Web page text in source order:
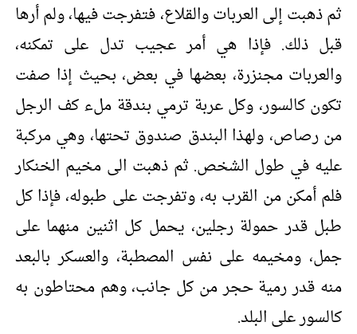
ثم ذهبت إلى العربات والقلاع، فتفرجت فيها، ولم أرها
قبل ذلك. فإذا هي أمر عجيب تدل على تمكنه،
والعربات مجنزرة، بعضها في بعض، بحيث إذا صفت
تكون كالسور، وكل عربة ترمي بندقة ملء كف الرجل
من رصاص، ولهذا البندق صندوق تحتها، وهي مركبة
عليه في طول الشخص. ثم ذهبت الى مخيم الخنكار
فلم أمكن من القرب به، وتفرجت على طبوله، فإذا كل
طبل قدر حمولة رجلين، يحمل كل اثنين منهما على
جمل، ومخيمه على نفس المصطبة، والعسكر بالبعد
منه قدر رمية حجر من كل جانب، وهم محتاطون به
كالسور على البلد.